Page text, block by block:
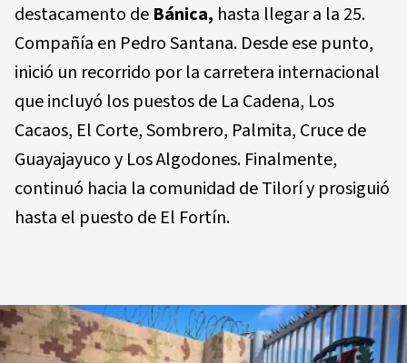
destacamento de Bánica, hasta llegar a la 25.
Compañía en Pedro Santana. Desde ese punto,
inició un recorrido por la carretera internacional
que incluyó los puestos de La Cadena, Los
Cacaos, El Corte, Sombrero, Palmita, Cruce de
Guayajayuco y Los Algodones. Finalmente,
continuó hacia la comunidad de Tilorí y prosiguió
hasta el puesto de El Fortín.